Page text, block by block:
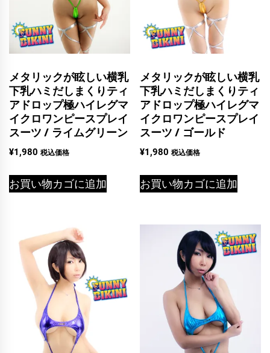
メタリックが眩しい横乳
下乳ハミだしまくりティ
アドロップ極ハイレグマ
イクロワンピースプレイ
スーツ / ライムグリーン
¥1,980 税込価格
お買い物カゴに追加
メタリックが眩しい横乳
下乳ハミだしまくりティ
アドロップ極ハイレグマ
イクロワンピースプレイ
スーツ / ゴールド
¥1,980 税込価格
お買い物カゴに追加